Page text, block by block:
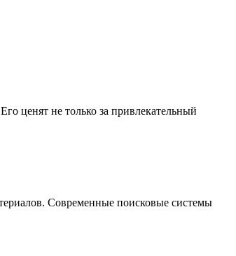
ценят не только за привлекательный
Современные поисковые системы